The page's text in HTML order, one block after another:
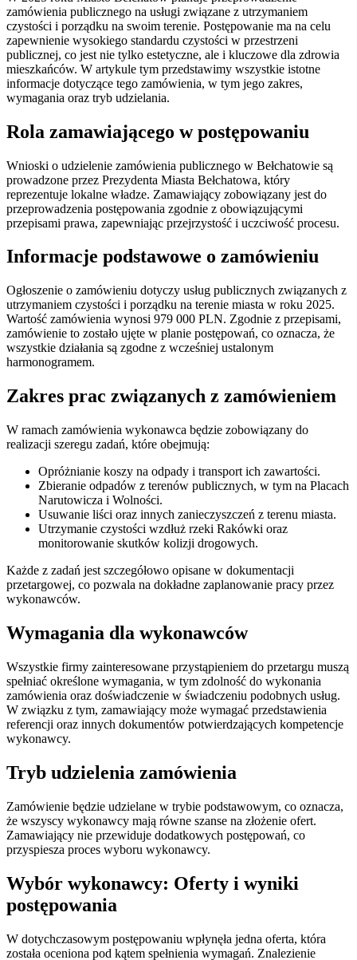
zamówienia publicznego na usługi związane z utrzymaniem
czystości i porządku na swoim terenie. Postępowanie ma na celu
zapewnienie wysokiego standardu czystości w przestrzeni
publicznej, co jest nie tylko estetyczne, ale i kluczowe dla zdrowia
mieszkańców. W artykule tym przedstawimy wszystkie istotne
informacje dotyczące tego zamówienia, w tym jego zakres,
wymagania oraz tryb udzielania.
Rola zamawiającego w postępowaniu
Wnioski o udzielenie zamówienia publicznego w Bełchatowie są
prowadzone przez Prezydenta Miasta Bełchatowa, który
reprezentuje lokalne władze. Zamawiający zobowiązany jest do
przeprowadzenia postępowania zgodnie z obowiązującymi
przepisami prawa, zapewniając przejrzystość i uczciwość procesu.
Informacje podstawowe o zamówieniu
Ogłoszenie o zamówieniu dotyczy usług publicznych związanych z
utrzymaniem czystości i porządku na terenie miasta w roku 2025.
Wartość zamówienia wynosi 979 000 PLN. Zgodnie z przepisami,
zamówienie to zostało ujęte w planie postępowań, co oznacza, że
wszystkie działania są zgodne z wcześniej ustalonym
harmonogramem.
Zakres prac związanych z zamówieniem
W ramach zamówienia wykonawca będzie zobowiązany do
realizacji szeregu zadań, które obejmują:
Opróżnianie koszy na odpady i transport ich zawartości.
Zbieranie odpadów z terenów publicznych, w tym na Placach
Narutowicza i Wolności.
Usuwanie liści oraz innych zanieczyszczeń z terenu miasta.
Utrzymanie czystości wzdłuż rzeki Rakówki oraz
monitorowanie skutków kolizji drogowych.
Każde z zadań jest szczegółowo opisane w dokumentacji
przetargowej, co pozwala na dokładne zaplanowanie pracy przez
wykonawców.
Wymagania dla wykonawców
Wszystkie firmy zainteresowane przystąpieniem do przetargu muszą
spełniać określone wymagania, w tym zdolność do wykonania
zamówienia oraz doświadczenie w świadczeniu podobnych usług.
W związku z tym, zamawiający może wymagać przedstawienia
referencji oraz innych dokumentów potwierdzających kompetencje
wykonawcy.
Tryb udzielenia zamówienia
Zamówienie będzie udzielane w trybie podstawowym, co oznacza,
że wszyscy wykonawcy mają równe szanse na złożenie ofert.
Zamawiający nie przewiduje dodatkowych postępowań, co
przyspiesza proces wyboru wykonawcy.
Wybór wykonawcy: Oferty i wyniki
postępowania
W dotychczasowym postępowaniu wpłynęła jedna oferta, która
została oceniona pod kątem spełnienia wymagań. Znalezienie